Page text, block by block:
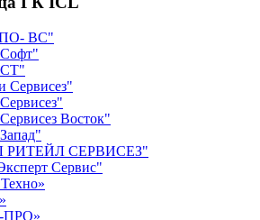
ВС"
Восток"
СЕРВИСЕЗ"
Сервис"